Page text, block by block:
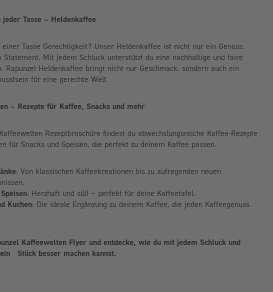
Tasse – Heldenkaffee
Tasse Gerechtigkeit? Unser Heldenkaffee ist nicht nur ein Genuss,
Statement. Mit jedem Schluck unterstützt du eine nachhaltige und faire
Rapunzel Heldenkaffee bringt nicht nur Geschmack, sondern auch ein
für eine gerechte Welt.
– Rezepte für Kaffee, Snacks und mehr
Rezeptbroschüre findest du abwechslungsreiche Kaffee-Rezepte
für Snacks und Speisen, die perfekt zu deinem Kaffee passen.
: Von klassischen Kaffeekreationen bis zu aufregenden neuen
: Herzhaft und süß – perfekt für deine Kaffeetafel.
Kuchen: Die ideale Ergänzung zu deinem Kaffee, die jeden Kaffeegenuss
Kaffeewelten Flyer und entdecke, wie du mit jedem Schluck und
Stück besser machen kannst.